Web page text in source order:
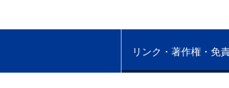
リンク・著作権・免